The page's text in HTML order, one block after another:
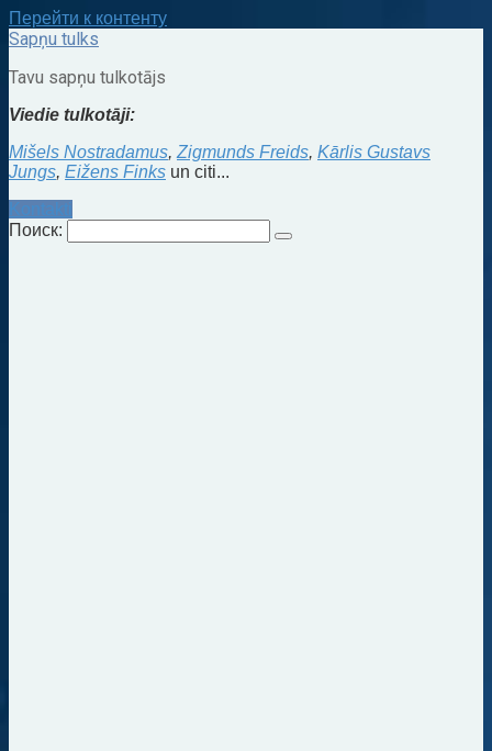
Перейти к контенту
Sapņu tulks
Tavu sapņu tulkotājs
Viedie tulkotāji:
Mišels Nostradamus, Zigmunds Freids, Kārlis Gustavs
Jungs, Eižens Finks un citi...
Kontakti
Поиск: